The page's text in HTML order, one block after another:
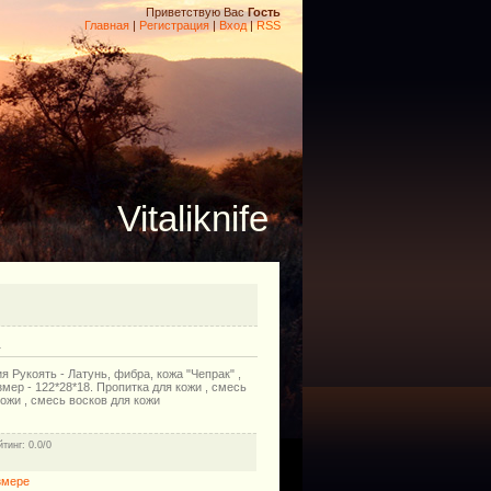
Приветствую Вас Гость
Главная | Регистрация | Вход|RSS
Vitaliknife
- Латунь, фибра, кожа "Чепрак" ,
- 122*28*18. Пропитка для кожи , смесь
, смесь восков для кожи
: 0.0/0